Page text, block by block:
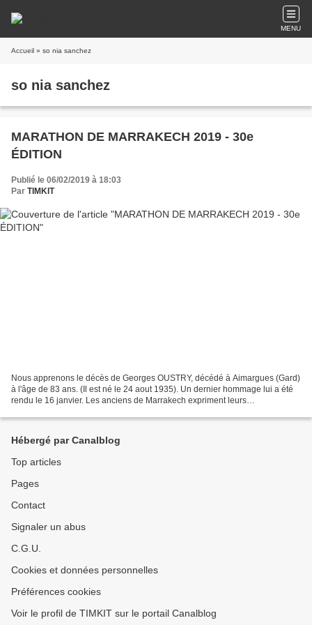
MENU
Accueil » so nia sanchez
so nia sanchez
MARATHON DE MARRAKECH 2019 - 30e
ÉDITION
Publié le 06/02/2019 à 18:03
Par TIMKIT
Nous apprenons le décès de Georges OUSTRY, décédé à Aimargues (Gard)
à l'âge de 83 ans. (Il est né le 24 aout 1935). Un dernier hommage lui a été
rendu le 16 janvier. Les anciens de Marrakech expriment leurs
Hébergé par Canalblog
Top articles
Pages
Contact
Signaler un abus
C.G.U.
Cookies et données personnelles
Préférences cookies
Voir le profil de TIMKIT sur le portail Canalblog